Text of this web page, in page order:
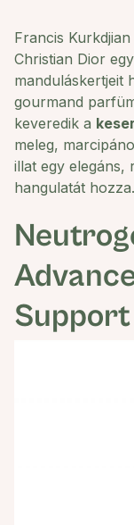
Francis
Christian Dior
manduláskertjeit
gourmand
keveredik a
meleg,
illat egy
hangulatát hozza.